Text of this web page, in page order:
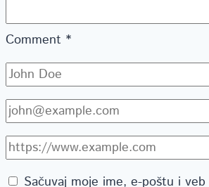
Comment *
Sačuvaj moje ime, e-poštu i